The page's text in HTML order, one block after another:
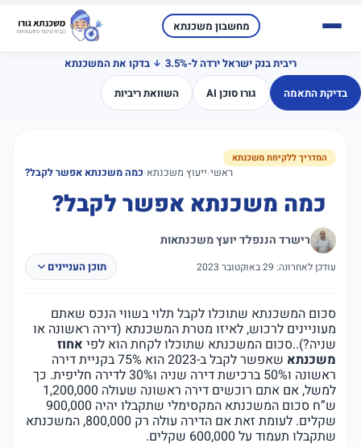
מחשבון משכנתא
ריבית בנק ישראל ירדה ל-3.5%
בדקו את המשכנתא
בדיקת התאמה
גורו סוכן AI השוואת ריביות
המדריך ללקיחת משכנתא
ראשי‹ייעוץ משכנתא‹כמה משכנתא אפשר לקבל?
כמה משכנתא אפשר לקבל?
רישרד הננפלד יועץ משכנתאות
עודכן לאחרונה: 29 באוקטובר 2023 תוכן העניינים
סכום המשכנתא שתוכלו לקבל תלוי בשווי הנכס שאתם
מעוניינים לרכוש, לאיזו מטרת המשכנתא (דירה ראשונה או
שניה?)..סכום המשכנתא שתוכלו לקחת הוא לפי אחוז
משכנתא שאפשר לקבל ב-2023 הוא 75% בקניית דירה
ראשונה ו50% ברכישת דירה שניה ו30% לדירה חליפית. כך
למשל, אם אתם רוכשים דירה ראשונה שעולה 1,200,000
ש”ח סכום המשכנתא המקסימלי שתקבלו יהיה 900,000
שקלים. לעומת זאת אם הדירה עולה רק 800,000, המשכנתא
שתקבלו תעמוד על 600,000 שקלים.